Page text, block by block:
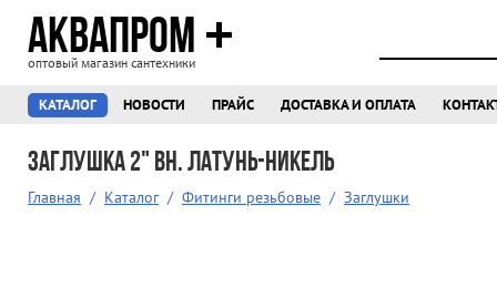
АКВАПРОМ
оптовый магазин сантехники
КАТАЛОГ НОВОСТИ ПРАЙС ДОСТАВКА И ОПЛАТА
Заглушка 2" вн. латунь-никель
Главная / Каталог / Фитинги резьбовые / Заглушки